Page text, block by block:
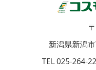
新潟県新潟
TEL 025-264-